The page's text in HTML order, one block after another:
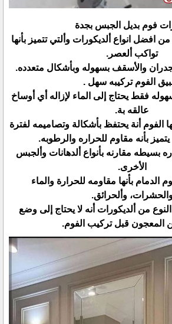
فوم بديل الجبس بجدة
من افضل انواع ألديكورات وألتي تتميز بأنها
تواكب ألعصر.
والأسقف بسهوله وبأشكال متعدده.
الفوم تركيبه سهل .
فقط يحتاج إلى الماء لإزاله أي أوساخ
عالقه بة.
الفوم أنة يحتفظ بأشكالة وتصاميمه لفترة
بأنه مقاوم للحراره والرطوبه.
بسيطه مقارنه بأنواع ألدهانات وألجبس
الأخرى.
الدمام بأنها مقاومه للحرارة والماء
وألحرائق.
من ألديكورات أنه لا يحتاج إلى وضع
المعجون قبل تركيب الفوم.